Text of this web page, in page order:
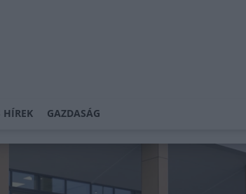
HÍREK GAZDASÁG